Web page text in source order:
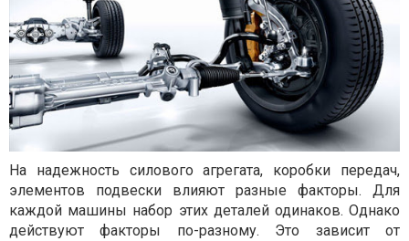
На надежность силового агрегата, коробки передач,
элементов подвески влияют разные факторы. Для
каждой машины набор этих деталей одинаков. Однако
действуют факторы по-разному. Это зависит от